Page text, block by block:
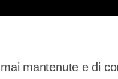
mantenute e di